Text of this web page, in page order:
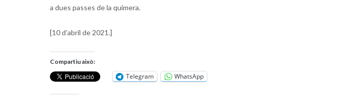
a dues passes de la quimera.
[10 d’abril de 2021.]
Compartiu això:
Telegram WhatsApp